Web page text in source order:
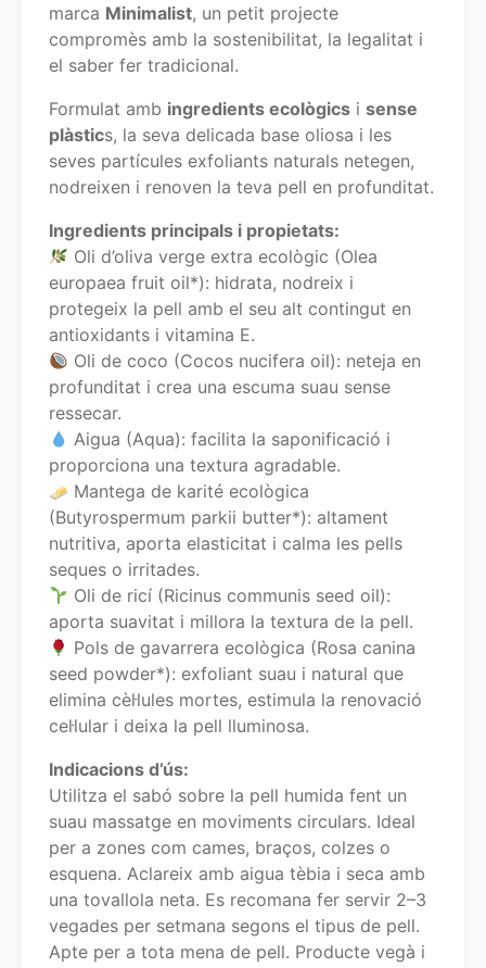
marca Minimalist, un petit projecte
compromès amb la sostenibilitat, la legalitat i
el saber fer tradicional.
Formulat amb ingredients ecològics i sense
plàstics, la seva delicada base oliosa i les
seves partícules exfoliants naturals netegen,
nodreixen i renoven la teva pell en profunditat.
Ingredients principals i propietats:
Oli d’oliva verge extra ecològic (Olea
europaea fruit oil*): hidrata, nodreix i
protegeix la pell amb el seu alt contingut en
antioxidants i vitamina E.
Oli de coco (Cocos nucifera oil): neteja en
profunditat i crea una escuma suau sense
ressecar.
Aigua (Aqua): facilita la saponificació i
proporciona una textura agradable.
Mantega de karité ecològica
(Butyrospermum parkii butter*): altament
nutritiva, aporta elasticitat i calma les pells
seques o irritades.
Oli de ricí (Ricinus communis seed oil):
aporta suavitat i millora la textura de la pell.
Pols de gavarrera ecològica (Rosa canina
seed powder*): exfoliant suau i natural que
elimina cèl·lules mortes, estimula la renovació
cel·lular i deixa la pell lluminosa.
Indicacions d’ús:
Utilitza el sabó sobre la pell humida fent un
suau massatge en moviments circulars. Ideal
per a zones com cames, braços, colzes o
esquena. Aclareix amb aigua tèbia i seca amb
una tovallola neta. Es recomana fer servir 2–3
vegades per setmana segons el tipus de pell.
Apte per a tota mena de pell. Producte vegà i